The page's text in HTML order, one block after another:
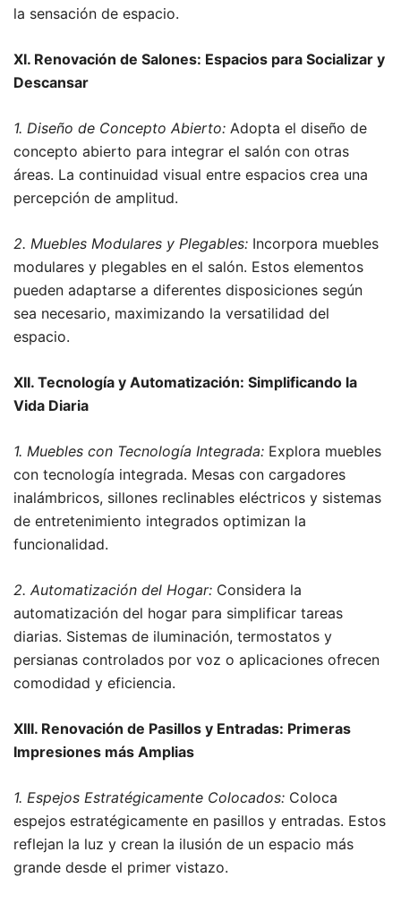
la sensación de espacio.
XI. Renovación de Salones: Espacios para Socializar y
Descansar
1. Diseño de Concepto Abierto: Adopta el diseño de
concepto abierto para integrar el salón con otras
áreas. La continuidad visual entre espacios crea una
percepción de amplitud.
2. Muebles Modulares y Plegables: Incorpora muebles
modulares y plegables en el salón. Estos elementos
pueden adaptarse a diferentes disposiciones según
sea necesario, maximizando la versatilidad del
espacio.
XII. Tecnología y Automatización: Simplificando la
Vida Diaria
1. Muebles con Tecnología Integrada: Explora muebles
con tecnología integrada. Mesas con cargadores
inalámbricos, sillones reclinables eléctricos y sistemas
de entretenimiento integrados optimizan la
funcionalidad.
2. Automatización del Hogar: Considera la
automatización del hogar para simplificar tareas
diarias. Sistemas de iluminación, termostatos y
persianas controlados por voz o aplicaciones ofrecen
comodidad y eficiencia.
XIII. Renovación de Pasillos y Entradas: Primeras
Impresiones más Amplias
1. Espejos Estratégicamente Colocados: Coloca
espejos estratégicamente en pasillos y entradas. Estos
reflejan la luz y crean la ilusión de un espacio más
grande desde el primer vistazo.